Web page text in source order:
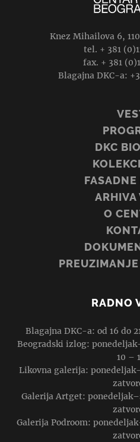
Knez Mihailova 6,
tel. + 381
fax. + 381
Blagajna DKC-a:
DKC
FASADNE
ARHIVA
O
RADNO
Blagajna DKC-a: od 16 do
Beogradski izlog:
10 –
Likovna galerija:
Galerija Artget:
Galerija Podroom: